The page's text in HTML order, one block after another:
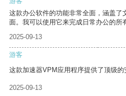
这款办公软件的功能非常全面，涵盖了
面。我可以使用它来完成日常办公的所
2025-09-13
游客
这款加速器VPM应用程序提供了顶级的
2025-09-13